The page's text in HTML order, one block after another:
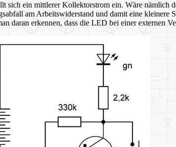
sich ein mittlerer Kollektorstrom ein. Wäre nämlich
am Arbeitswiderstand und damit eine kleinere
daran erkennen, dass die LED bei einer externen